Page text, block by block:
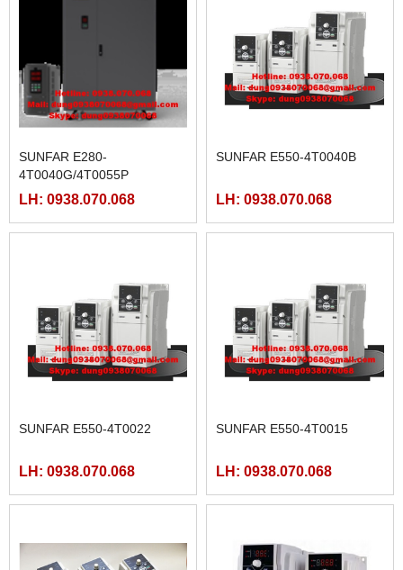
SUNFAR E280-
4T0040G/4T0055P
LH: 0938.070.068
SUNFAR E550-4T0040B
LH: 0938.070.068
SUNFAR E550-4T0022
LH: 0938.070.068
SUNFAR E550-4T0015
LH: 0938.070.068